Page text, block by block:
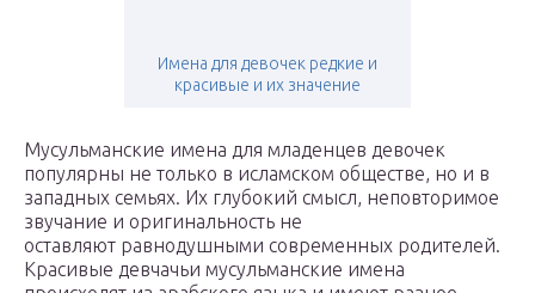
Имена для девочек редкие и
красивые и их значение
Мусульманские имена для младенцев девочек
популярны не только в исламском обществе, но и в
западных семьях. Их глубокий смысл, неповторимое
звучание и оригинальность не
оставляют равнодушными современных родителей.
Красивые девчачьи мусульманские имена